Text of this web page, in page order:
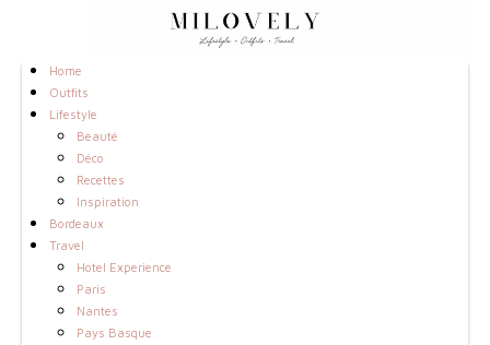
Home
Outfits
Lifestyle
Beauté
Déco
Recettes
Inspiration
Bordeaux
Travel
Hotel Experience
Paris
Nantes
Pays Basque